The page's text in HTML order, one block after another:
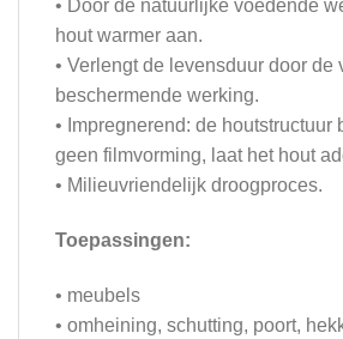
• Door de natuurlijke voedende
hout warmer aan.
• Verlengt de levensduur door de
beschermende werking.
• Impregnerend: de houtstructuur
geen filmvorming, laat het hout
• Milieuvriendelijk droogproces.
Toepassingen:
• meubels
• omheining, schutting, poort,